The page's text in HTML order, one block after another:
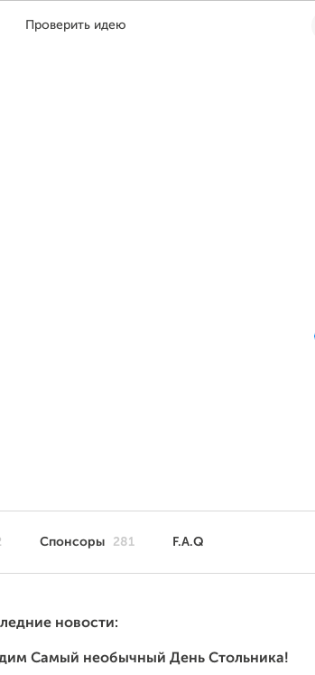
Проверить идею
Спонсоры 281 F.A.Q
новости:
Самый необычный День Стольника!